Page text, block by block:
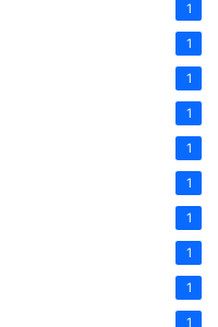
1
1
1
1
1
1
1
1
1
1